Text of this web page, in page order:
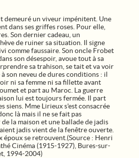
demeuré un viveur impénitent. Une
dans ses griffes roses. Pour elle,
Son dernier cadeau, un
de ruiner sa situation. Il signe
comme faussaire. Son oncle Frobet
son désespoir, avoue tout à sa
sa trahison, se tait et va voir
son neveu de dures conditions : il
ni sa femme ni sa fillette avant
et part au Maroc. La guerre
lui est toujours fermée. Il part
siens. Mme Lirieux s'est consacrée
là mais il ne se fait pas
la maison et une ballade de jadis
jadis vient de la fenêtre ouverte.
époux se retrouvent.(Source : Henri
Cinéma (1915-1927), Bures-sur-
1994-2004)